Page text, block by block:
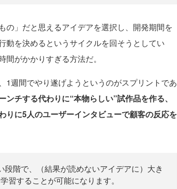
」だと思えるアイデアを選択し、開発期間を
動を決めるというサイクルを回そうとしてい
がかかりすぎる方法だ。
週間でやり遂げようというのがスプリントであ
チする代わりに“本物らしい”試作品を作る、
りに5人のユーザーインタビューで顧客の反応を
階で、（結果が読めないアイデアに）大き
習することが可能になります。